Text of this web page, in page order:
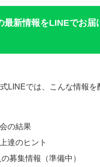
最新情報をLINEでお届
LINEでは、こんな情報を
の結果
達のヒント
募集情報（準備中）